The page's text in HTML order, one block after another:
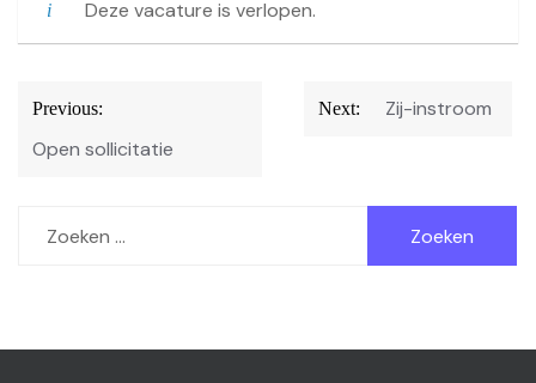
Deze vacature is verlopen.
Bericht
navigatie
Previous:
Open sollicitatie
Next: Zij-instroom
naar: